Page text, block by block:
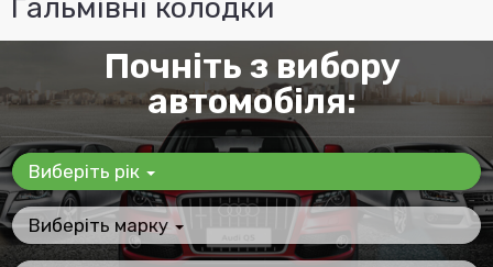
Гальмівні колодки
Почніть з вибору
автомобіля:
Виберіть рік
Виберіть марку